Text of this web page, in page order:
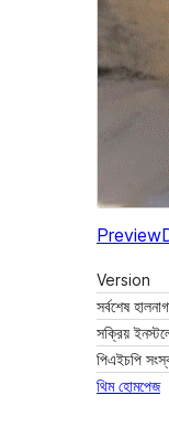
Preview
Version
সর্বশেষ
সক্রিয়
পিএইচপি
থিম হোমপেজ